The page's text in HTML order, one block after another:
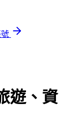
遊、資